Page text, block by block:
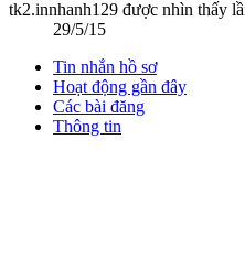
tk2.innhanh129 được nhìn thấy
29/5/15
Tin nhắn hồ sơ
Hoạt động gần đây
Các bài đăng
Thông tin